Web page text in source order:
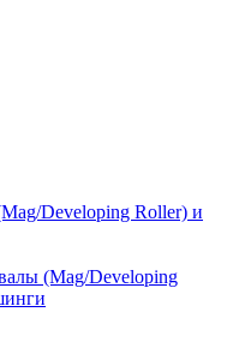
Developing Roller) и
(Mag/Developing